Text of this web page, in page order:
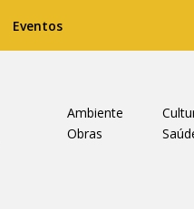
Eventos
Ambiente
Obras